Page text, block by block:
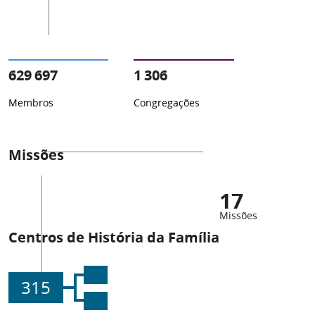
629 697
Membros
1 306
Congregações
Missões
17
Missões
Centros de História da Família
315